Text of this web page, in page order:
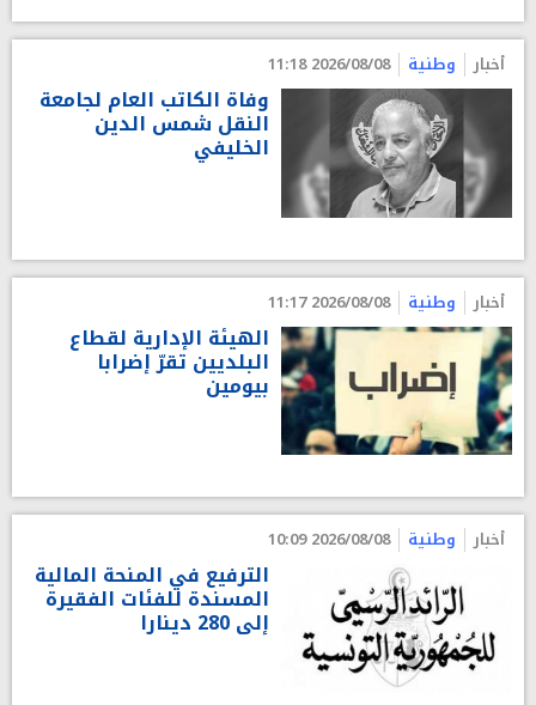
أخبار وطنية 2026/08/08 11:18
وفاة الكاتب العام لجامعة
النقل شمس الدين
الخليفي
أخبار وطنية 2026/08/08 11:17
الهيئة الإدارية لقطاع
البلديين تقرّ إضرابا
بيومين
أخبار وطنية 2026/08/08 10:09
الترفيع في المنحة المالية
المسندة للفئات الفقيرة
إلى 280 دينارا